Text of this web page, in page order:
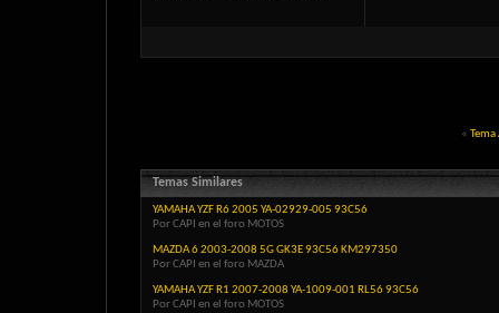
«
Temas Similares
YAMAHA YZF R6 2005 YA-02929-005 93C56
Por CAPI en el foro MOTOS
MAZDA 6 2003-2008 5G GK3E 93C56 KM297350
Por CAPI en el foro MAZDA
YAMAHA YZF R1 2007-2008 YA-1009-001 RL56 93C56
Por CAPI en el foro MOTOS